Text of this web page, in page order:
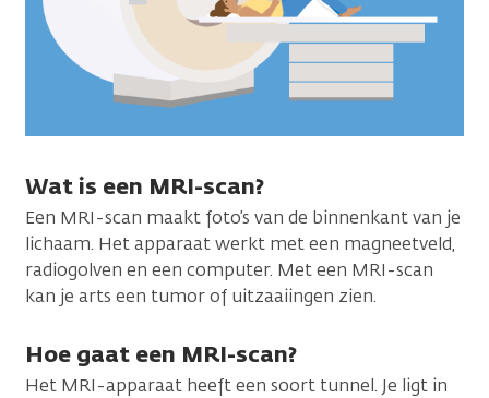
Wat is een MRI-scan?
Een MRI-scan maakt foto’s van de binnenkant van je
lichaam. Het apparaat werkt met een magneetveld,
radiogolven en een computer. Met een MRI-scan
kan je arts een tumor of uitzaaiingen zien.
Hoe gaat een MRI-scan?
Het MRI-apparaat heeft een soort tunnel. Je ligt in